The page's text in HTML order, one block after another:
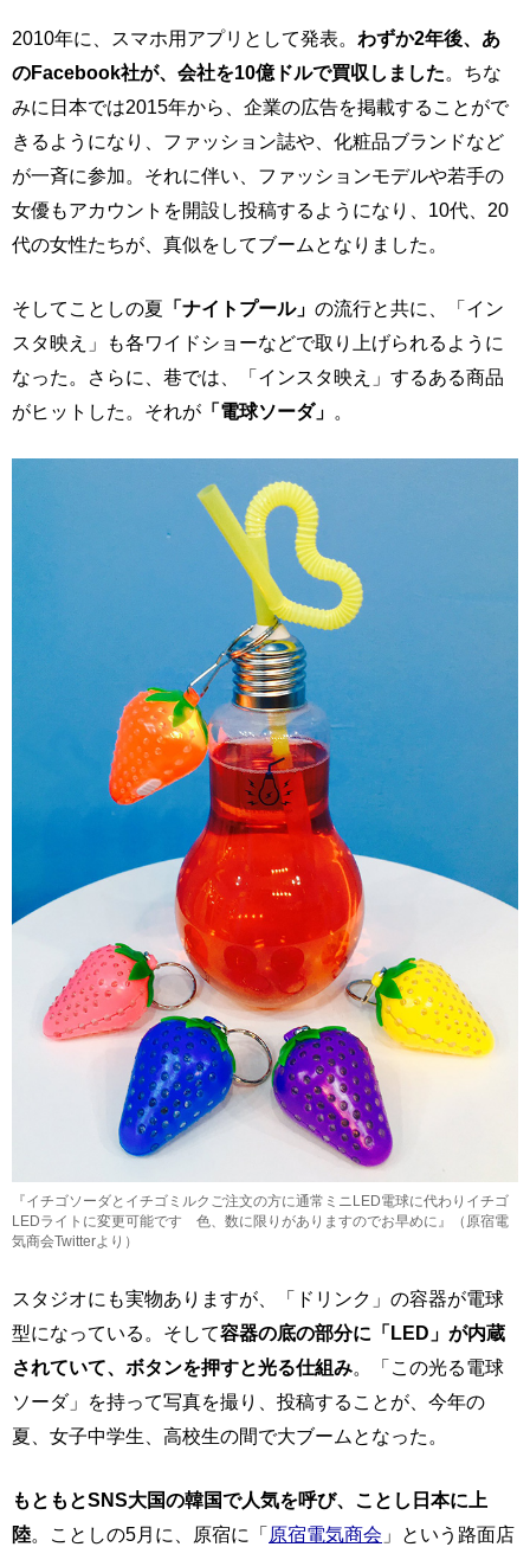
2010年に、スマホ用アプリとして発表。 わずか2年後、あ
のFacebook社が、会社を10億ドルで買収しました。ちな
みに日本では2015年から、企業の広告を掲載することがで
きるようになり、ファッション誌や、化粧品ブランドなど
が一斉に参加。それに伴い、ファッションモデルや若手の
女優もアカウントを開設し投稿するようになり、10代、20
代の女性たちが、真似をしてブームとなりました。
そしてことしの夏 「ナイトプール」 の流行と共に、「イン
スタ映え」も各ワイドショーなどで取り上げられるように
なった。さらに、巷では、「インスタ映え」するある商品
がヒットした。それが 「電球ソーダ」 。
『イチゴソーダとイチゴミルクご注文の方に通常ミニLED電球に代わりイチゴ
LEDライトに変更可能です 色、数に限りがありますのでお早めに』（原宿電
気商会Twitterより）
スタジオにも実物ありますが、「ドリンク」の容器が電球
型になっている。そして容器の底の部分に「LED」が内蔵
されていて、ボタンを押すと光る仕組み。「この光る電球
ソーダ」を持って写真を撮り、投稿することが、今年の
夏、女子中学生、高校生の間で大ブームとなった。
もともとSNS大国の韓国で人気を呼び、ことし日本に上
陸。ことしの5月に、原宿に「 原宿電気商会 」という路面店